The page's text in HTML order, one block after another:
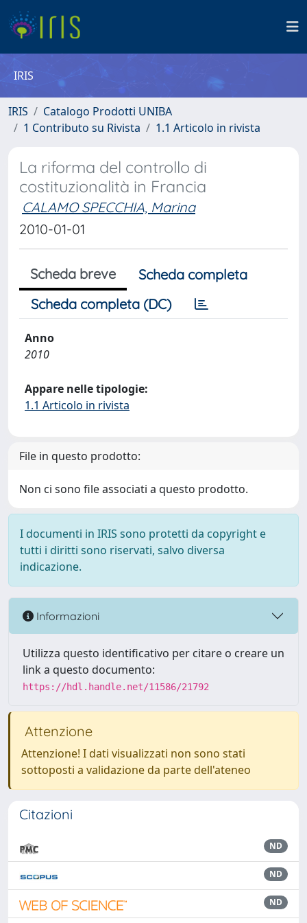
IRIS
IRIS
Catalogo Prodotti UNIBA
1 Contributo su Rivista
1.1 Articolo in rivista
La riforma del controllo di
costituzionalità in Francia
CALAMO SPECCHIA, Marina
2010-01-01
Scheda breve
Scheda completa
Scheda completa (DC)
Anno
2010
Appare nelle tipologie:
1.1 Articolo in rivista
File in questo prodotto:
Non ci sono file associati a questo prodotto.
I documenti in IRIS sono protetti da copyright e
tutti i diritti sono riservati, salvo diversa
indicazione.
Informazioni
Utilizza questo identificativo per citare o creare un
link a questo documento:
https://hdl.handle.net/11586/21792
Attenzione
Attenzione! I dati visualizzati non sono stati
sottoposti a validazione da parte dell'ateneo
Citazioni
ND
ND
ND